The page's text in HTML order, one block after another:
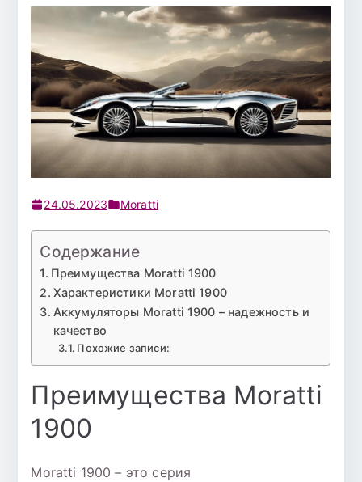
24.05.2023 Moratti
Содержание
Преимущества Moratti 1900
Характеристики Moratti 1900
Аккумуляторы Moratti 1900 – надежность и
качество
Похожие записи:
Преимущества Moratti
1900
Moratti 1900 – это серия